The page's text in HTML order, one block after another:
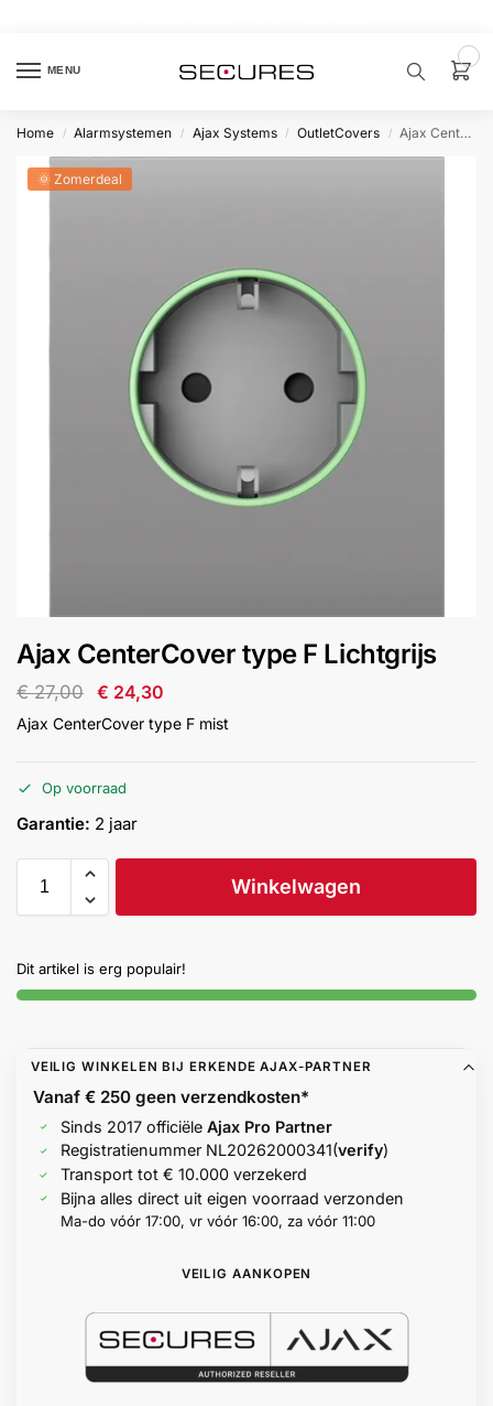
MENU
product…
samenstellen
&
Intercom
Inbraakbeveiliging
Merken
Help &
Home / Alarmsystemen / Ajax Systems / OutletCovers / Ajax CenterCover type F Lichtgrijs
🌞 Zomerdeal
Ajax CenterCover type F Lichtgrijs
€27,00 € 24,30
Ajax CenterCover type F mist
Op voorraad
Garantie: 2 jaar
Winkelwagen
Dit artikel is erg populair!
VEILIG WINKELEN BIJ ERKENDE AJAX-PARTNER
Vanaf € 250 geenverzendkosten*
Sinds 2017 officiële Ajax Pro Partner
Registratienummer NL20262000341(verify)
Transport tot € 10.000 verzekerd
Bijna alles direct uit eigen voorraad verzonden
Ma-do vóór 17:00, vr vóór 16:00, za vóór 11:00
VEILIG AANKOPEN